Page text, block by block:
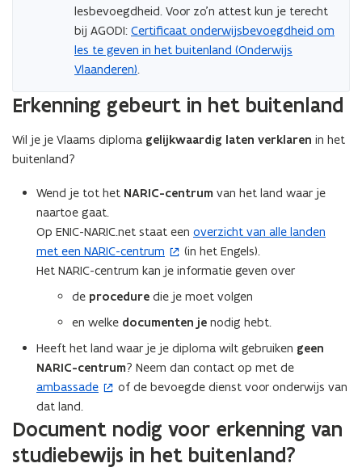
lesbevoegdheid. Voor zo’n attest kun je terecht
bij AGODI: Certificaat onderwijsbevoegdheid om
les te geven in het buitenland (Onderwijs
Vlaanderen).
Erkenning gebeurt in het buitenland
Wil je je Vlaams diploma gelijkwaardig laten verklaren in het
buitenland?
Wend je tot het NARIC-centrum van het land waar je
naartoe gaat.
Op ENIC-NARIC.net staat een overzicht van alle landen
met een NARIC-centrum
(
o
p
e
t
i
n
n
e
w
(in het Engels).
Het NARIC-centrum kan je informatie geven over
de procedure die je moet volgen
en welke documenten je nodig hebt.
Heeft het land waar je je diploma wilt gebruiken geen
NARIC-centrum? Neem dan contact op met de
ambassade
(
o
p
n
of de bevoegde dienst voor onderwijs van
dat land.
Document nodig voor erkenning van
studiebewijs in het buitenland?